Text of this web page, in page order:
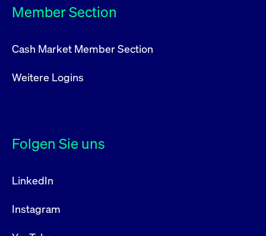
Member Section
Cash Market Member Section
Weitere Logins
Folgen Sie uns
LinkedIn
Instagram